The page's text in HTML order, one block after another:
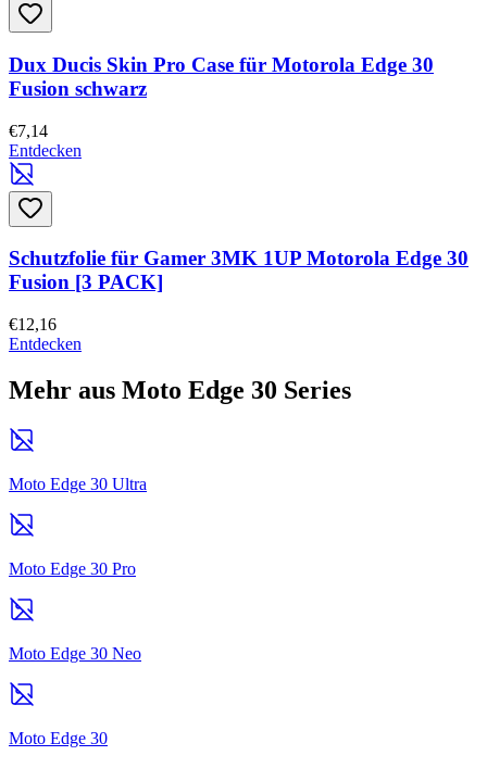
Dux Ducis Skin Pro Case für Motorola Edge 30
Fusion schwarz
€7,14
Entdecken
Schutzfolie für Gamer 3MK 1UP Motorola Edge 30
Fusion [3 PACK]
€12,16
Entdecken
Mehr aus Moto Edge 30 Series
Moto Edge 30 Ultra
Moto Edge 30 Pro
Moto Edge 30 Neo
Moto Edge 30